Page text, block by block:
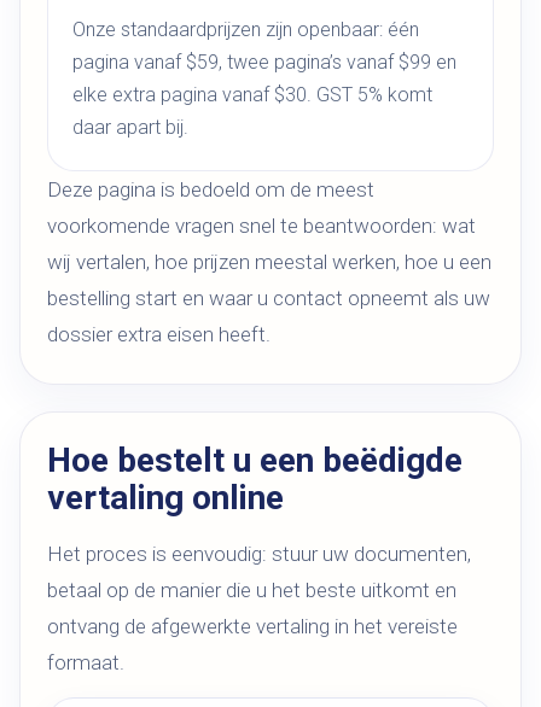
Onze standaardprijzen zijn openbaar: één
pagina vanaf $59, twee pagina’s vanaf $99 en
elke extra pagina vanaf $30. GST 5% komt
daar apart bij.
Deze pagina is bedoeld om de meest
voorkomende vragen snel te beantwoorden: wat
wij vertalen, hoe prijzen meestal werken, hoe u een
bestelling start en waar u contact opneemt als uw
dossier extra eisen heeft.
Hoe bestelt u een beëdigde
vertaling online
Het proces is eenvoudig: stuur uw documenten,
betaal op de manier die u het beste uitkomt en
ontvang de afgewerkte vertaling in het vereiste
formaat.